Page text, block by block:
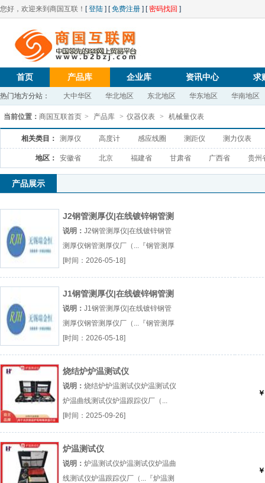
您好，欢迎来到商国互联！ [登陆 ] [免费注册 ] [密码找回 ]
首页 产品库 企业库 资讯中心 求
热门地方分站： 大中华区 华北地区 东北地区 华东地区 华南地区
当前位置： 商国互联首页 > 产品库 > 仪器仪表 > 机械量仪表
相关类目： 测厚仪 高度计 感应线圈 测距仪 测力仪表
地区： 安徽省 北京 福建省 甘肃省 广西省 贵州
产品展示
J2钢管测厚仪|在线镀锌钢管测
厚仪
说明： J2钢管测厚仪|在线镀锌钢管
测厚仪钢管测厚仪厂（...『钢管测厚
仪』
[时间：2026-05-18]
J1钢管测厚仪|在线镀锌钢管测
厚仪
说明： J1钢管测厚仪|在线镀锌钢管
测厚仪钢管测厚仪厂（...『钢管测厚
仪』
[时间：2026-05-18]
烧结炉炉温测试仪
说明： 烧结炉炉温测试仪炉温测试仪
炉温曲线测试仪炉温跟踪仪厂（...
『炉温测试仪』
[时间：2025-09-26]
炉温测试仪
说明： 炉温测试仪炉温测试仪炉温曲
线测试仪炉温跟踪仪厂（...『炉温测